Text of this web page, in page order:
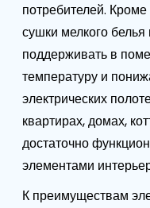
потребителей.
сушки мелкого
поддерживать в
температуру и
электрических
квартирах, домах,
достаточно
элементами
К преимуществам